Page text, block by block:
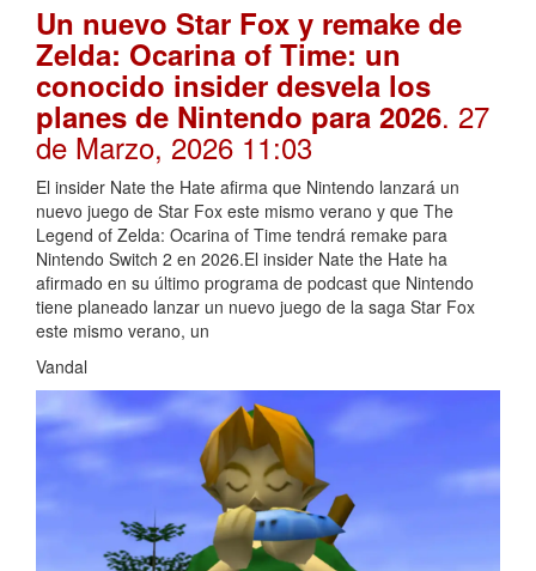
Un nuevo Star Fox y remake de
Zelda: Ocarina of Time: un
conocido insider desvela los
planes de Nintendo para 2026. 27
de Marzo, 2026 11:03
El insider Nate the Hate afirma que Nintendo lanzará un
nuevo juego de Star Fox este mismo verano y que The
Legend of Zelda: Ocarina of Time tendrá remake para
Nintendo Switch 2 en 2026.El insider Nate the Hate ha
afirmado en su último programa de podcast que Nintendo
tiene planeado lanzar un nuevo juego de la saga Star Fox
este mismo verano, un
Vandal